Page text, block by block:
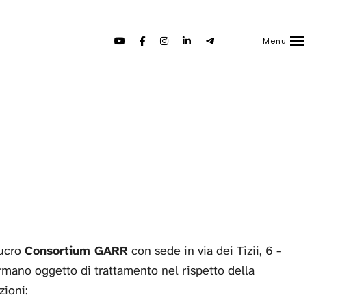
Menu
Consortium GARR con sede in via dei Tizii, 6 -
oggetto di trattamento nel rispetto della